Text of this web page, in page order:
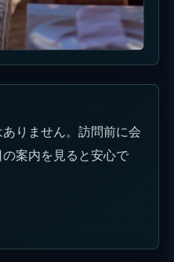
りません。訪問前に会
案内を見ると安心で